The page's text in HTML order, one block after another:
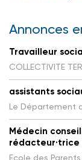
Annonces
Travailleur
COLLECTIVITE
assistants
Le Département
Médecin
rédacteur·trice
Ecole des